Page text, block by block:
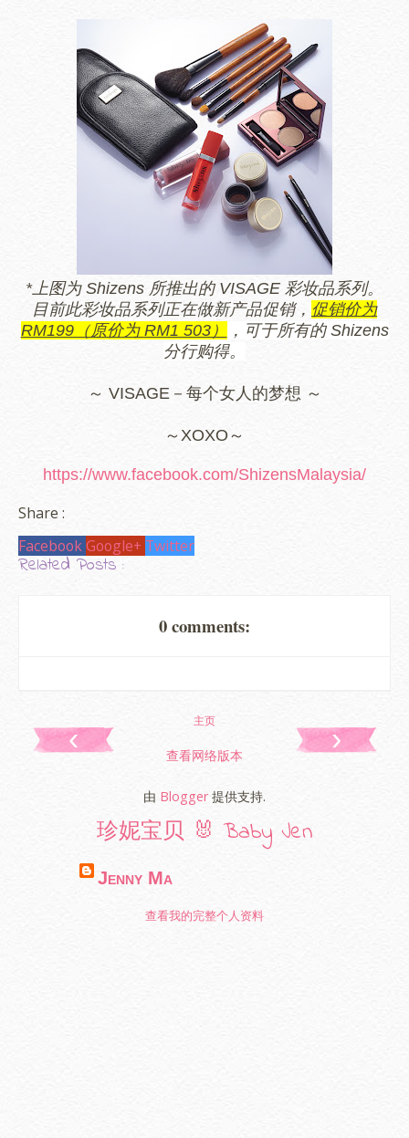
*上图为 Shizens 所推出的 VISAGE 彩妆品系列。
目前此彩妆品系列正在做新产品促销， 促销价为
RM199（原价为 RM1 503）
，可于所有的 Shizens
分行购得。
～ VISAGE－每个女人的梦想 ～
～XOXO～
https://www.facebook.com/ShizensMalaysia/
Share :
Facebook Google+ Twitter
Related Posts :
0 comments:
‹ ›
主页
查看网络版本
由 Blogger提供支持.
珍妮宝贝 🐰 Baby Jen
Jenny Ma
查看我的完整个人资料